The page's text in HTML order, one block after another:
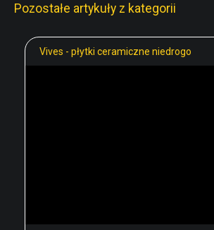
Pozostałe artykuły z kategorii
Vives - płytki ceramiczne niedrogo